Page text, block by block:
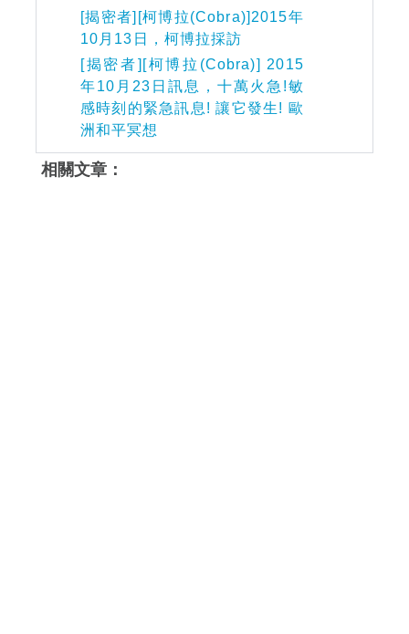
[揭密者][柯博拉(Cobra)]2015年
10月13日，柯博拉採訪
[揭密者][柯博拉(Cobra)] 2015
年10月23日訊息，十萬火急!敏
感時刻的緊急訊息! 讓它發生! 歐
洲和平冥想
相關文章：